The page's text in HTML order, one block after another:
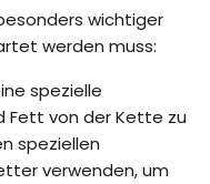
wichtiger
werden muss:
spezielle
Fett von der Kette zu
speziellen
verwenden, um